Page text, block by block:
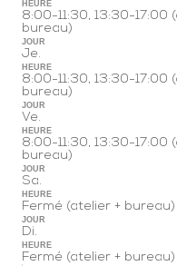
HEURE
8:00-11:30, 13:30-17:00
bureau)
JOUR
Je.
HEURE
8:00-11:30, 13:30-17:00
bureau)
JOUR
Ve.
HEURE
8:00-11:30, 13:30-17:00
bureau)
JOUR
Sa.
HEURE
Fermé (atelier + bureau)
JOUR
Di.
HEURE
Fermé (atelier + bureau)